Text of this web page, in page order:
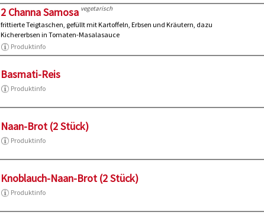
2 Channa Samosa vegetarisch
frittierte Teigtaschen, gefüllt mit Kartoffeln, Erbsen und Kräutern, dazu
Kichererbsen in Tomaten-Masalasauce
Produktinfo
Basmati-Reis
Produktinfo
Naan-Brot (2 Stück)
Produktinfo
Knoblauch-Naan-Brot (2 Stück)
Produktinfo